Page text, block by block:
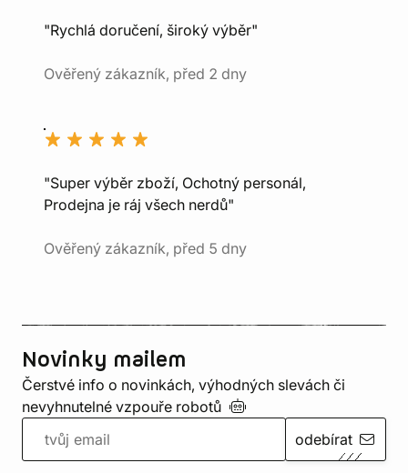
"Rychlá doručení, široký výběr"
Ověřený zákazník, před 2 dny
"Super výběr zboží, Ochotný personál,
Prodejna je ráj všech nerdů"
Ověřený zákazník, před 5 dny
Novinky mailem
Čerstvé info o novinkách, výhodných slevách či
nevyhnutelné vzpouře robotů
odebírat